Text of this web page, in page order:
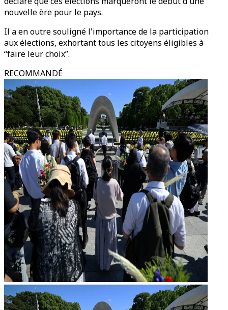
nouvelle ère pour le pays.
Il a en outre souligné l'importance de la participation
aux élections, exhortant tous les citoyens éligibles à
“faire leur choix”.
RECOMMANDÉ